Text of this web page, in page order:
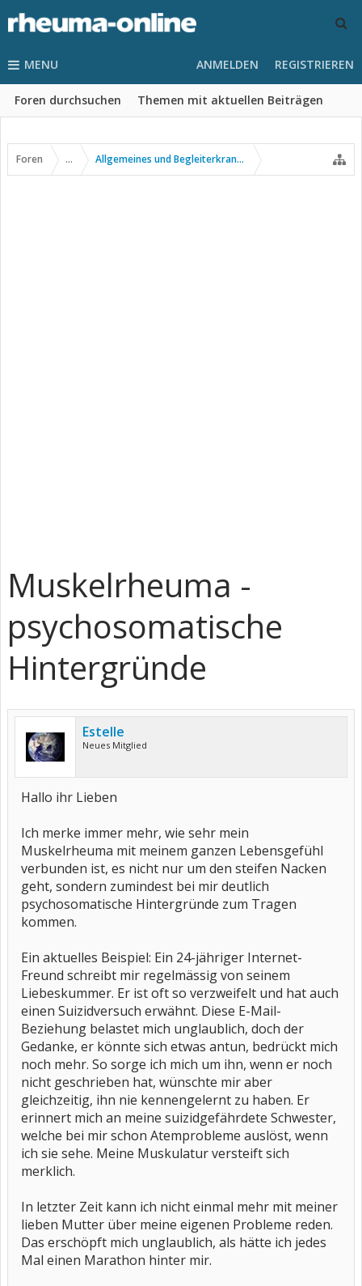
MENU
Foren durchsuchen Themen mit aktuellen Beiträgen
ANMELDEN REGISTRIEREN
Foren ... Allgemeines und Begleiterkrankungen
Muskelrheuma -
psychosomatische
Hintergründe
Estelle
Neues Mitglied
Hallo ihr Lieben
Ich merke immer mehr, wie sehr mein
Muskelrheuma mit meinem ganzen Lebensgefühl
verbunden ist, es nicht nur um den steifen Nacken
geht, sondern zumindest bei mir deutlich
psychosomatische Hintergründe zum Tragen
kommen.
Ein aktuelles Beispiel: Ein 24-jähriger Internet-
Freund schreibt mir regelmässig von seinem
Liebeskummer. Er ist oft so verzweifelt und hat auch
einen Suizidversuch erwähnt. Diese E-Mail-
Beziehung belastet mich unglaublich, doch der
Gedanke, er könnte sich etwas antun, bedrückt mich
noch mehr. So sorge ich mich um ihn, wenn er noch
nicht geschrieben hat, wünschte mir aber
gleichzeitig, ihn nie kennengelernt zu haben. Er
erinnert mich an meine suizidgefährdete Schwester,
welche bei mir schon Atemprobleme auslöst, wenn
ich sie sehe. Meine Muskulatur versteift sich
merklich.
In letzter Zeit kann ich nicht einmal mehr mit meiner
lieben Mutter über meine eigenen Probleme reden.
Das erschöpft mich unglaublich, als hätte ich jedes
Mal einen Marathon hinter mir.